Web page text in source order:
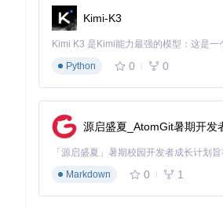
该数据集为计算机视觉算法提供了标
缺陷分类：基于概率值的二分类（
区域定位 ：通过目标检测算法实现
某研究团队基于该数据集训练的改进
模型优化与迁移学习
数据集特别适合开展迁移学习研究
习策略可使模型收敛速度提升2-3倍
Kimi-K3
Python
0 0
源启盛夏_AtomGit暑期开发
Markdown
0 1